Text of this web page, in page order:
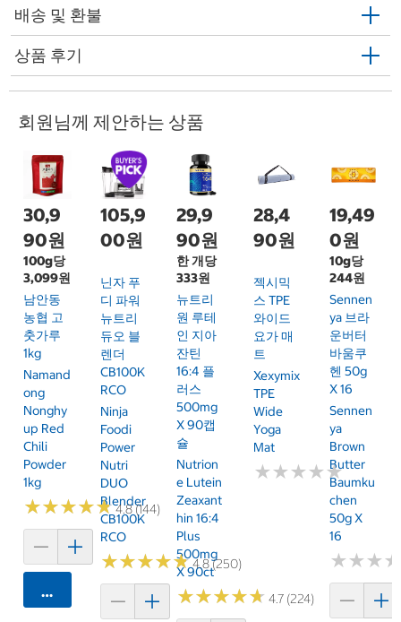
배송 및 환불
상품 후기
회원님께 제안하는 상품
30,9
90원
100g당
3,099원
남안동
농협 고
춧가루
1kg
Namand
Ong
Nonghy
Up Red
Chili
Powder
1kg
★★★★★
★★★★★4.8 (144)
카트에 담기
105,9
00원
닌자 푸
디 파워
뉴트리
듀오 블
렌더
CB100K
RCO
Ninja
Foodi
Power
Nutri
DUO
Blender
CB100K
RCO
★★★★★
★★★★★4.8 (250)
29,9
90원
한 개당
333원
뉴트리
원 루테
인 지아
잔틴
16:4 플
러스
500mg
X 90캡
슐
Nutrion
E Lutein
Zeaxant
Hin 16:4
Plus
500mg
X 90ct
★★★★★
★★★★★ 4.7 (224)
28,4
90원
젝시믹
스 TPE
와이드
요가 매
트
Xexymix
TPE
Wide
Yoga
Mat
★★★★★
★★★★★
19,49
0원
10g당
244원
Sennen
Ya 브라
운버터
바움쿠
헨 50g
X 16
Sennen
Ya
Brown
Butter
Baumku
Chen
50g X
16
★★★
★★★